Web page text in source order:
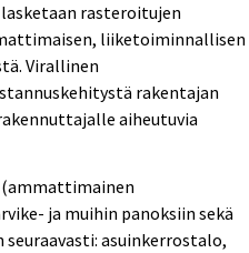
rasteroitujen
liiketoiminnallisen
Virallinen
rakentajan
aiheutuvia
(ammattimainen
ja muihin panoksiin sekä
asuinkerrostalo,